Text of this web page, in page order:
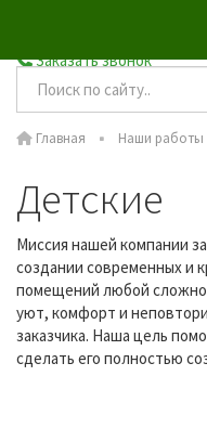
Заказать звонок
Главная Наши работы
Детские
Миссия нашей компании
создании современных и
помещений любой
уют, комфорт и
заказчика. Наша цель
сделать его полностью